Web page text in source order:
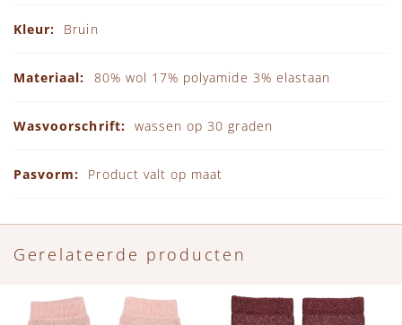
Bruin
80% wol 17% polyamide 3% elastaan
wassen op 30 graden
Product valt op maat
Gerelateerde producten